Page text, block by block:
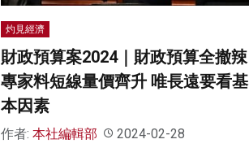
灼見經濟
財政預算案2024｜財政預算全撤辣
專家料短線量價齊升 唯長遠要看基
本因素
作者: 本社編輯部 2024-02-28